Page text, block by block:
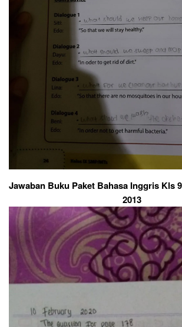
Jawaban Buku Paket Bahasa Inggris Kls
2013